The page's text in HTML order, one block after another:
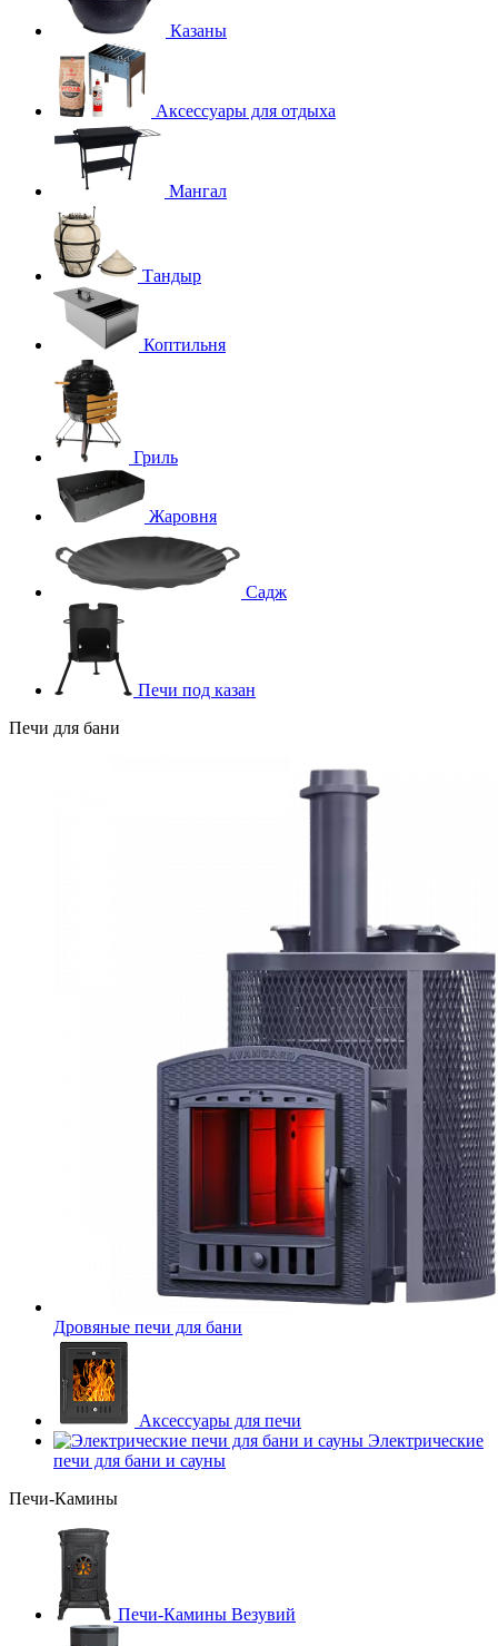
Казаны
Аксессуары для отдыха
Мангал
Тандыр
Коптильня
Гриль
Жаровня
Садж
Печи под казан
Печи для бани
Дровяные печи для бани
Аксессуары для печи
Электрические
печи для бани и сауны
Печи-Камины
Печи-Камины Везувий